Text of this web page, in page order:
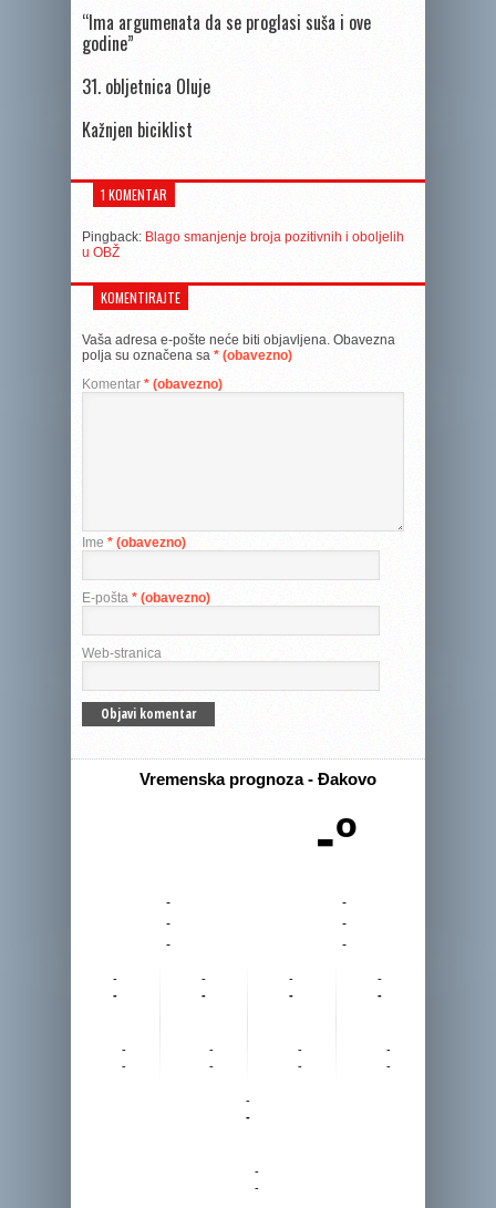
“Ima argumenata da se proglasi suša i ove
godine”
31. obljetnica Oluje
Kažnjen biciklist
1 KOMENTAR
Pingback: Blago smanjenje broja pozitivnih i oboljelih
u OBŽ
KOMENTIRAJTE
Vaša adresa e-pošte neće biti objavljena. Obavezna
polja su označena sa * (obavezno)
Komentar * (obavezno)
Ime * (obavezno)
E-pošta * (obavezno)
Web-stranica
Vremenska prognoza - Đakovo
-º
-
-
-
-
-
-
-
-
-
-
-
-
-
-
-
-
-
-
-
-
-
-
-
-
-
-